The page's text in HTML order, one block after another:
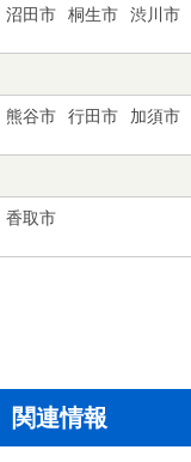
沼田市 桐生市 渋川市
熊谷市 行田市 加須市
香取市
関連情報